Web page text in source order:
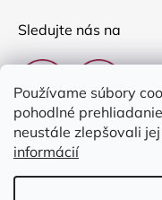
Používame súbory
pohodlné
neustále zlepšovali
informácií
Sledujte nás na